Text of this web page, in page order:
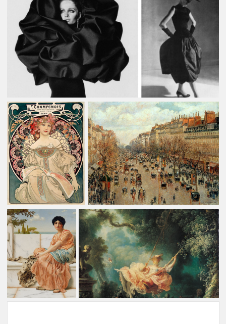
14990 9990
ЦЕНА:
Купить
05
Подписка на Арт-клуб ARTflix — это
ваш ключ к постоянно
пополняющейся библиотеке знаний.
Если вы не хотите выбирать что-то
одно, а хотитевсё и сразу! Наша
библиотека — это настоящий
«Netflix» для ценителей прекрасного:
большие курсы и отдельные лекции
ПОДПИСКА НА АРТ-КЛУБ ARTFLIX НА
ПОЛГОДА